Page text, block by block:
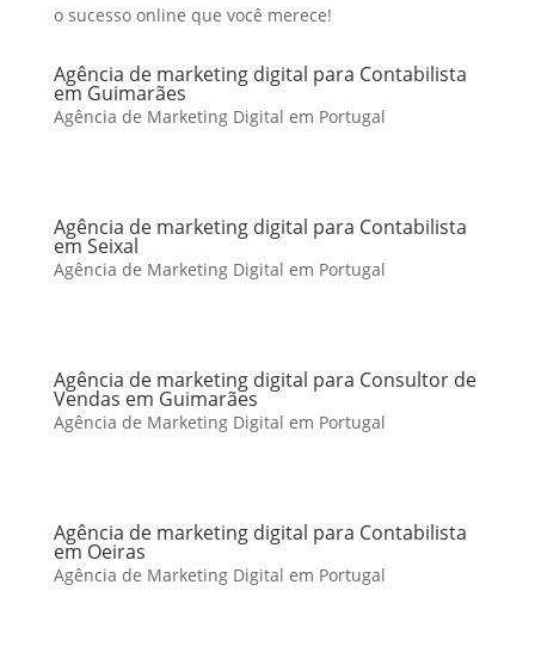
o sucesso online que você merece!
Agência de marketing digital para Contabilista
em Guimarães
Agência de Marketing Digital em Portugal
Agência de marketing digital para Contabilista
em Seixal
Agência de Marketing Digital em Portugal
Agência de marketing digital para Consultor de
Vendas em Guimarães
Agência de Marketing Digital em Portugal
Agência de marketing digital para Contabilista
em Oeiras
Agência de Marketing Digital em Portugal